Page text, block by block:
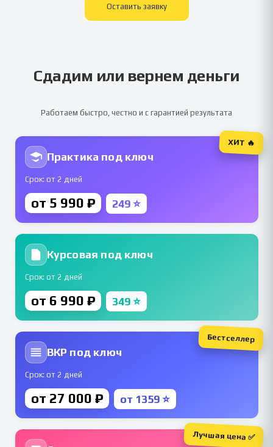
Оставить заявку
Сдадим или вернем деньги
Работаем быстро, честно и с гарантией результата
Практика под ключ
Срок: от 2 дней
от 5 990 ₽ 249 ⭐
ХИТ 🔥
Курсовая под ключ
Срок: от 2 дней
от 6 990 ₽ 349 ⭐
ВКР под ключ
Срок: от 2 дней
от 27 000 ₽ от 1359 ⭐
Бестселлер
Лучшая цена ✅